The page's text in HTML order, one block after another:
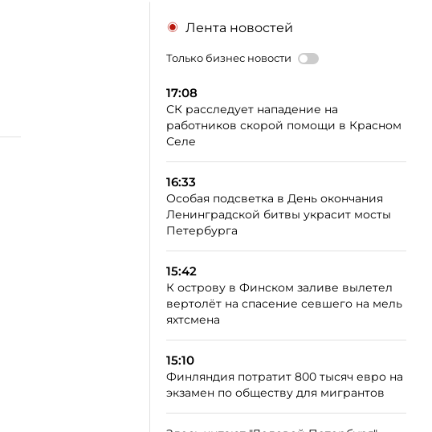
Лента новостей
Только бизнес новости
17:08
СК расследует нападение на
работников скорой помощи в Красном
Селе
16:33
Особая подсветка в День окончания
Ленинградской битвы украсит мосты
Петербурга
15:42
К острову в Финском заливе вылетел
вертолёт на спасение севшего на мель
яхтсмена
15:10
Финляндия потратит 800 тысяч евро на
экзамен по обществу для мигрантов